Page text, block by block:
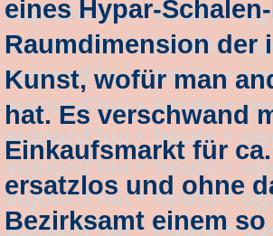
eines Hypar-
Raumdimension der
Kunst, wofür man
hat. Es verschwand
Einkaufsmarkt für
ersatzlos und ohne
Bezirksamt einem